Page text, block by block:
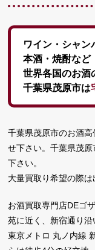
ワイン・シャン
本酒・焼酎など
世界各国のお酒
千葉県茂原市は
千葉県茂原市のお酒
せ下さい。千葉県茂
下さい。
大量買取り希望の際は
お酒買取専門店DEゴ
苑に近く、新宿通り沿
東京メトロ 丸ノ内線